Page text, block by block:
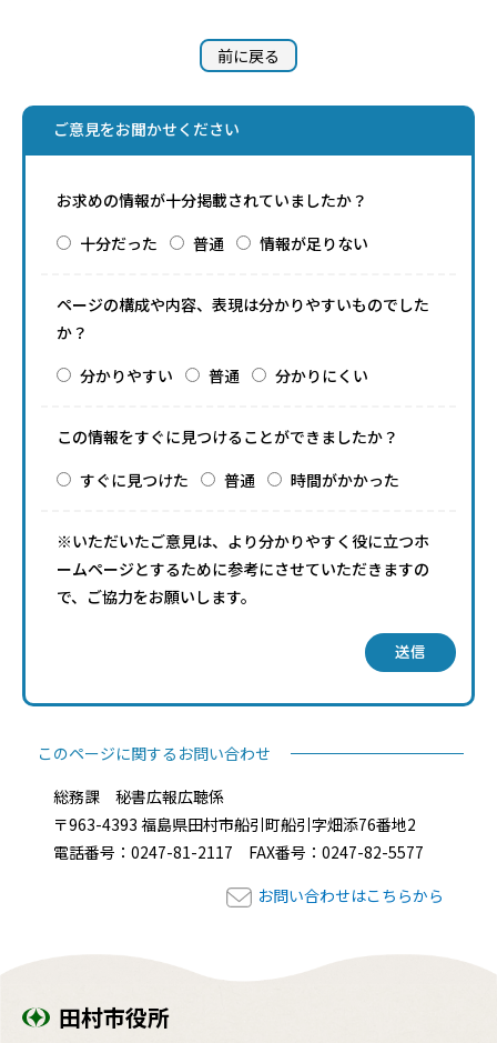
前に戻る
ご意見をお聞かせください
お求めの情報が十分掲載されていましたか？
十分だった
普通 情報が足りない
ページの構成や内容、表現は分かりやすいものでした
か？
分かりやすい
普通 分かりにくい
この情報をすぐに見つけることができましたか？
すぐに見つけた
普通 時間がかかった
※いただいたご意見は、より分かりやすく役に立つホ
ームページとするために参考にさせていただきますの
で、ご協力をお願いします。
送信
このページに関するお問い合わせ
総務課 秘書広報広聴係
〒963-4393 福島県田村市船引町船引字畑添76番地2
電話番号：0247-81-2117 FAX番号：0247-82-5577
お問い合わせはこちらから
田村市役所